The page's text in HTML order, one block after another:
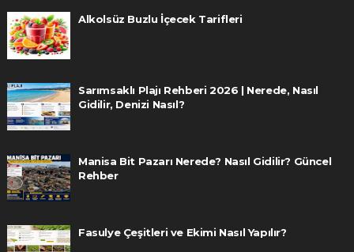
Alkolsüz Buzlu İçecek Tarifleri
Sarımsaklı Plajı Rehberi 2026 | Nerede, Nasıl
Gidilir, Denizi Nasıl?
Manisa Bit Pazarı Nerede? Nasıl Gidilir? Güncel
Rehber
Fasulye Çeşitleri ve Ekimi Nasıl Yapılır?